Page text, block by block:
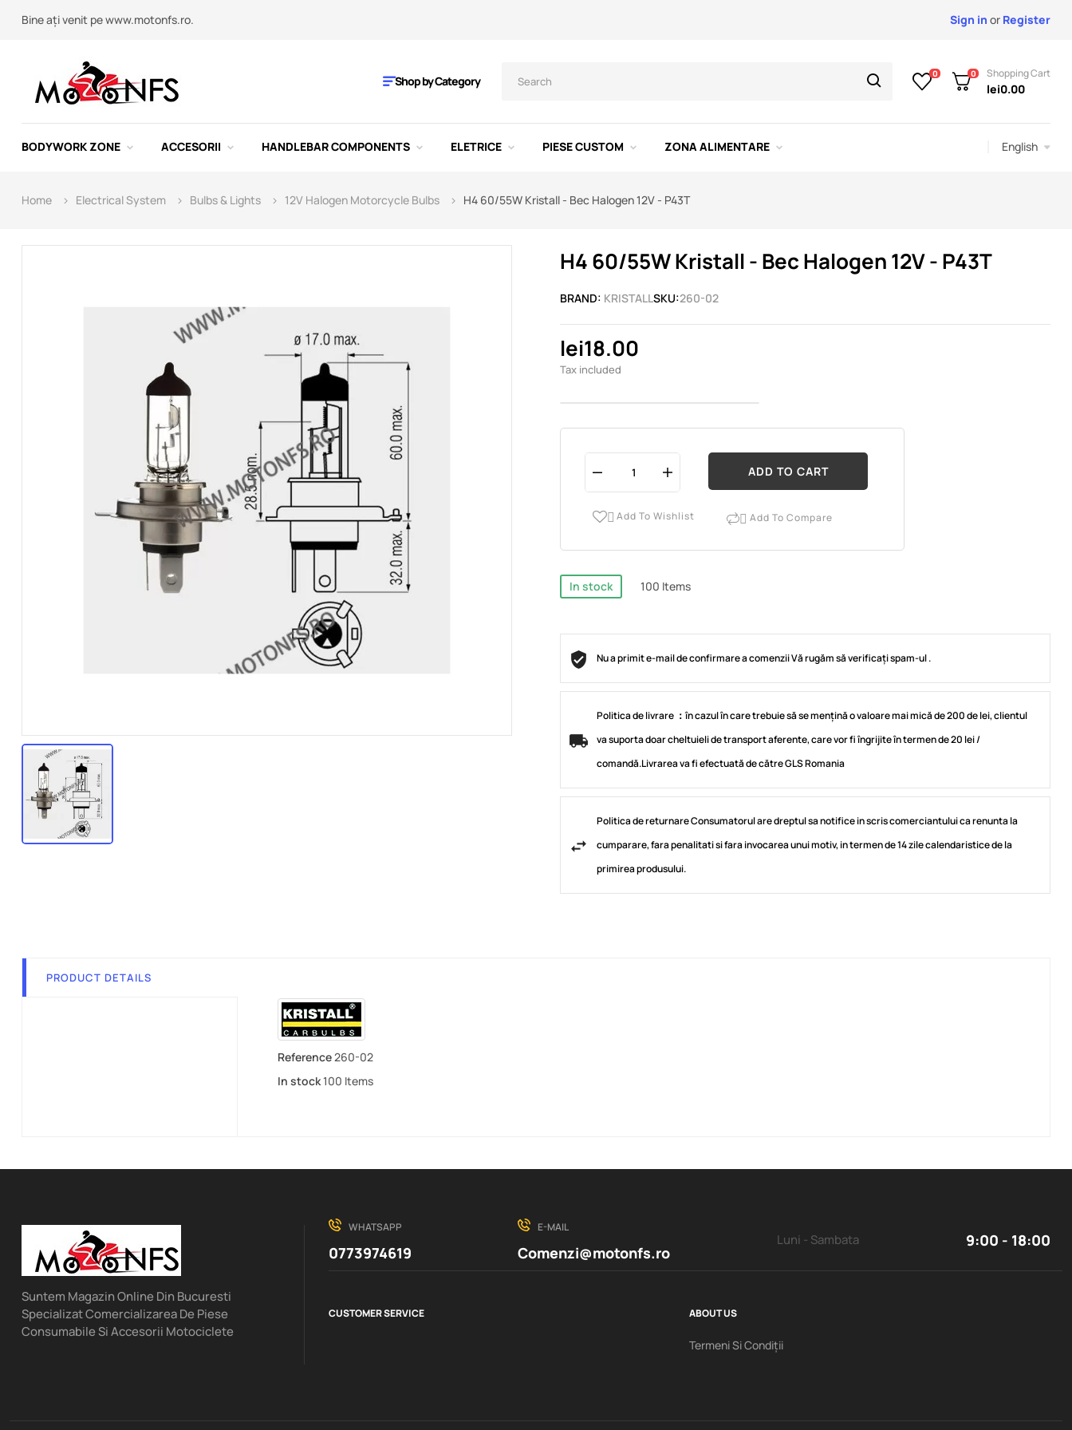
Bine ați venit pe www.motonfs.ro. Sign in or Register
Shop by Category 0 0 Shopping Cart
lei0.00
BODYWORK ZONE ACCESORII HANDLEBAR COMPONENTS ELETRICE PIESE CUSTOM ZONA ALIMENTARE English
Home Electrical System Bulbs & Lights 12V Halogen Motorcycle Bulbs H4 60/55W Kristall - Bec Halogen 12V - P43T
H4 60/55W Kristall - Bec Halogen 12V - P43T
BRAND: KRISTALLSKU:260-02
lei18.00
Tax included
ADD TO CART
 Add To Wishlist  Add To Compare
In stock 100 Items
Nu a primit e-mail de confirmare a comenzii Vă rugăm să verificați spam-ul .
Politica de livrare ：în cazul în care trebuie să se mențină o valoare mai mică de 200 de lei, clientul
va suporta doar cheltuieli de transport aferente, care vor fi îngrijite în termen de 20 lei /
comandă.Livrarea va fi efectuată de către GLS Romania
Politica de returnare Consumatorul are dreptul sa notifice in scris comerciantului ca renunta la
cumparare, fara penalitati si fara invocarea unui motiv, in termen de 14 zile calendaristice de la
primirea produsului.
PRODUCT DETAILS
Reference260-02
In stock100 Items
Suntem Magazin Online Din Bucuresti
Specializat Comercializarea De Piese
Consumabile Si Accesorii Motociclete
WHATSAPP
0773974619
E-MAIL
Comenzi@motonfs.ro
Luni - Sambata 9:00 - 18:00
CUSTOMER SERVICE ABOUT US
Termeni Si Condiții